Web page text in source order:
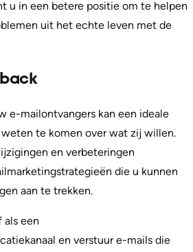
u in een betere positie om te helpen
uit het echte leven met de
e-mailontvangers kan een ideale
te komen over wat zij willen.
en verbeteringen
die u kunnen
aan te trekken.
als een
en verstuur e-mails die